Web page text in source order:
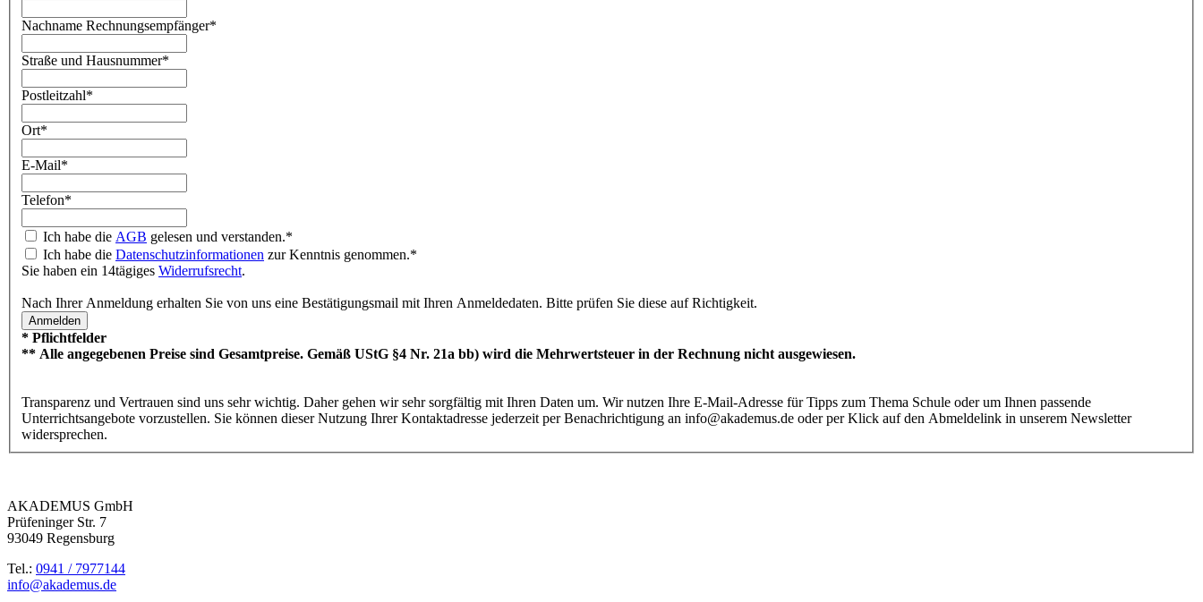
Nachname Rechnungsempfänger*
Straße und Hausnummer*
Postleitzahl*
Ort*
E-Mail*
Telefon*
Ich habe die AGB gelesen und verstanden.*
Ich habe die Datenschutzinformationen zur Kenntnis genommen.*
Sie haben ein 14tägiges Widerrufsrecht.
Nach Ihrer Anmeldung erhalten Sie von uns eine Bestätigungsmail mit Ihren Anmeldedaten. Bitte prüfen Sie diese auf Richtigkeit.
* Pflichtfelder
** Alle angegebenen Preise sind Gesamtpreise. Gemäß UStG §4 Nr. 21a bb) wird die Mehrwertsteuer in der Rechnung nicht ausgewiesen.
Transparenz und Vertrauen sind uns sehr wichtig. Daher gehen wir sehr sorgfältig mit Ihren Daten um. Wir nutzen Ihre E-Mail-Adresse für Tipps zum Thema Schule oder um Ihnen passende
Unterrichtsangebote vorzustellen. Sie können dieser Nutzung Ihrer Kontaktadresse jederzeit per Benachrichtigung an info@akademus.de oder per Klick auf den Abmeldelink in unserem Newsletter
widersprechen.
AKADEMUS GmbH
Prüfeninger Str. 7
93049 Regensburg
Tel.: 0941 / 7977144
info@akademus.de